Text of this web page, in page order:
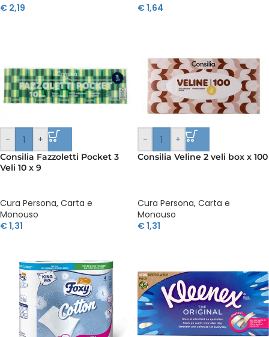
€ 2,19
€1,64
- +
Consilia Fazzoletti Pocket 3
Veli 10 x 9
Cura Persona, Carta e
Monouso
€1,31
- +
Consilia Veline 2 veli box x 100
Cura Persona, Carta e
Monouso
€1,31